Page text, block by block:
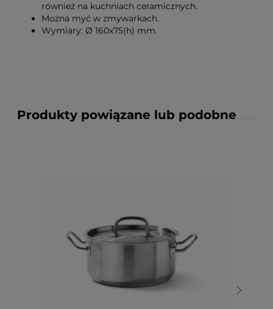
również na kuchniach ceramicznych.
Można myć w zmywarkach.
Wymiary: Ø 160x75(h) mm.
Produkty powiązane lub podobne